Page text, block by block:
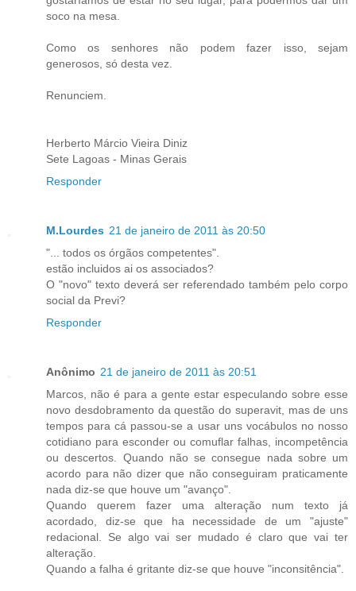
soco na mesa.
Como os senhores não podem fazer isso, sejam
generosos, só desta vez.
Renunciem.
Herberto Márcio Vieira Diniz
Sete Lagoas - Minas Gerais
Responder
M.Lourdes 21 de janeiro de 2011 às 20:50
"... todos os órgãos competentes".
estão incluidos ai os associados?
O "novo" texto deverá ser referendado também pelo corpo
social da Previ?
Responder
Anônimo 21 de janeiro de 2011 às 20:51
Marcos, não é para a gente estar especulando sobre esse
novo desdobramento da questão do superavit, mas de uns
tempos para cá passou-se a usar uns vocábulos no nosso
cotidiano para esconder ou comuflar falhas, incompetência
ou descertos. Quando não se consegue nada sobre um
acordo para não dizer que não conseguiram praticamente
nada diz-se que houve um "avanço".
Quando querem fazer uma alteração num texto já
acordado, diz-se que ha necessidade de um "ajuste"
redacional. Se algo vai ser mudado é claro que vai ter
alteração.
Quando a falha é gritante diz-se que houve "inconsitência".